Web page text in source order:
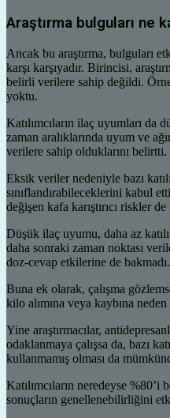
Araştırma bulguları ne
Ancak bu araştırma, bulguları
karşı karşıyadır. Birincisi,
belirli verilere sahip değildi.
yoktu.
Katılımcıların ilaç uyumları da
zaman aralıklarında uyum ve
verilere sahip olduklarını belirtti.
Eksik veriler nedeniyle bazı
sınıflandırabileceklerini kabul
değişen kafa karıştırıcı riskler de
Düşük ilaç uyumu, daha az
daha sonraki zaman noktası
doz-cevap etkilerine de bakmadı.
Buna ek olarak, çalışma
kilo alımına veya kaybına
Yine araştırmacılar,
odaklanmaya çalışsa da, bazı
kullanmamış olması da
Katılımcıların neredeyse %80’i
sonuçların genellenebilirliğini